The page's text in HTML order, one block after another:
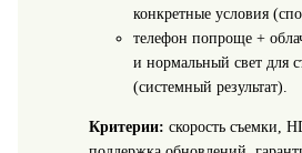
конкретные условия
телефон попроще +
и нормальный свет для
(системный результат).
Критерии: скорость съемки,